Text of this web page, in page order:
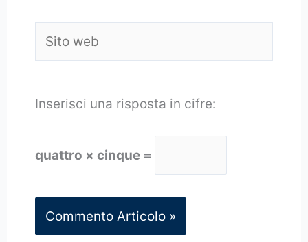
web
Inserisci una risposta in cifre:
quattro × cinque =